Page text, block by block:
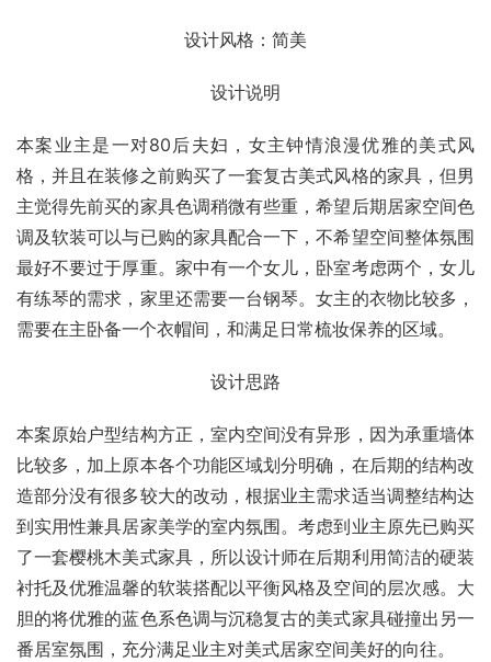
设计风格：简美
设计说明
本案业主是一对80后夫妇，女主钟情浪漫优雅的美式风
格，并且在装修之前购买了一套复古美式风格的家具，但男
主觉得先前买的家具色调稍微有些重，希望后期居家空间色
调及软装可以与已购的家具配合一下，不希望空间整体氛围
最好不要过于厚重。家中有一个女儿，卧室考虑两个，女儿
有练琴的需求，家里还需要一台钢琴。女主的衣物比较多，
需要在主卧备一个衣帽间，和满足日常梳妆保养的区域。
设计思路
本案原始户型结构方正，室内空间没有异形，因为承重墙体
比较多，加上原本各个功能区域划分明确，在后期的结构改
造部分没有很多较大的改动，根据业主需求适当调整结构达
到实用性兼具居家美学的室内氛围。考虑到业主原先已购买
了一套樱桃木美式家具，所以设计师在后期利用简洁的硬装
衬托及优雅温馨的软装搭配以平衡风格及空间的层次感。大
胆的将优雅的蓝色系色调与沉稳复古的美式家具碰撞出另一
番居室氛围，充分满足业主对美式居家空间美好的向往。